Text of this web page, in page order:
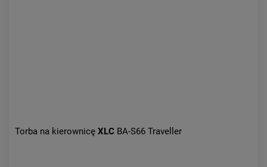
Torba na kierownicę XLC BA-S66 Traveller